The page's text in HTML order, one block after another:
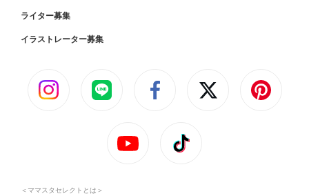
ライター募集
イラストレーター募集
＜ママスタセレクトとは＞